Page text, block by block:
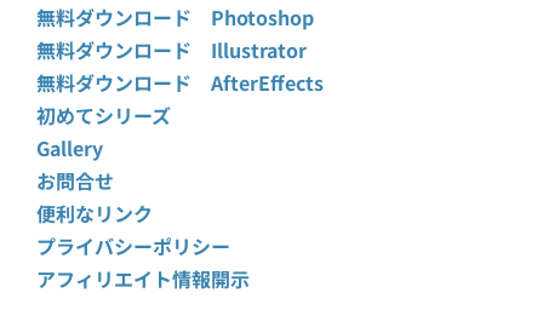
無料ダウンロード Photoshop
無料ダウンロード Illustrator
無料ダウンロード AfterEffects
初めてシリーズ
Gallery
お問合せ
便利なリンク
プライバシーポリシー
アフィリエイト情報開示